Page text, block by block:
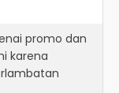
promo dan
karena